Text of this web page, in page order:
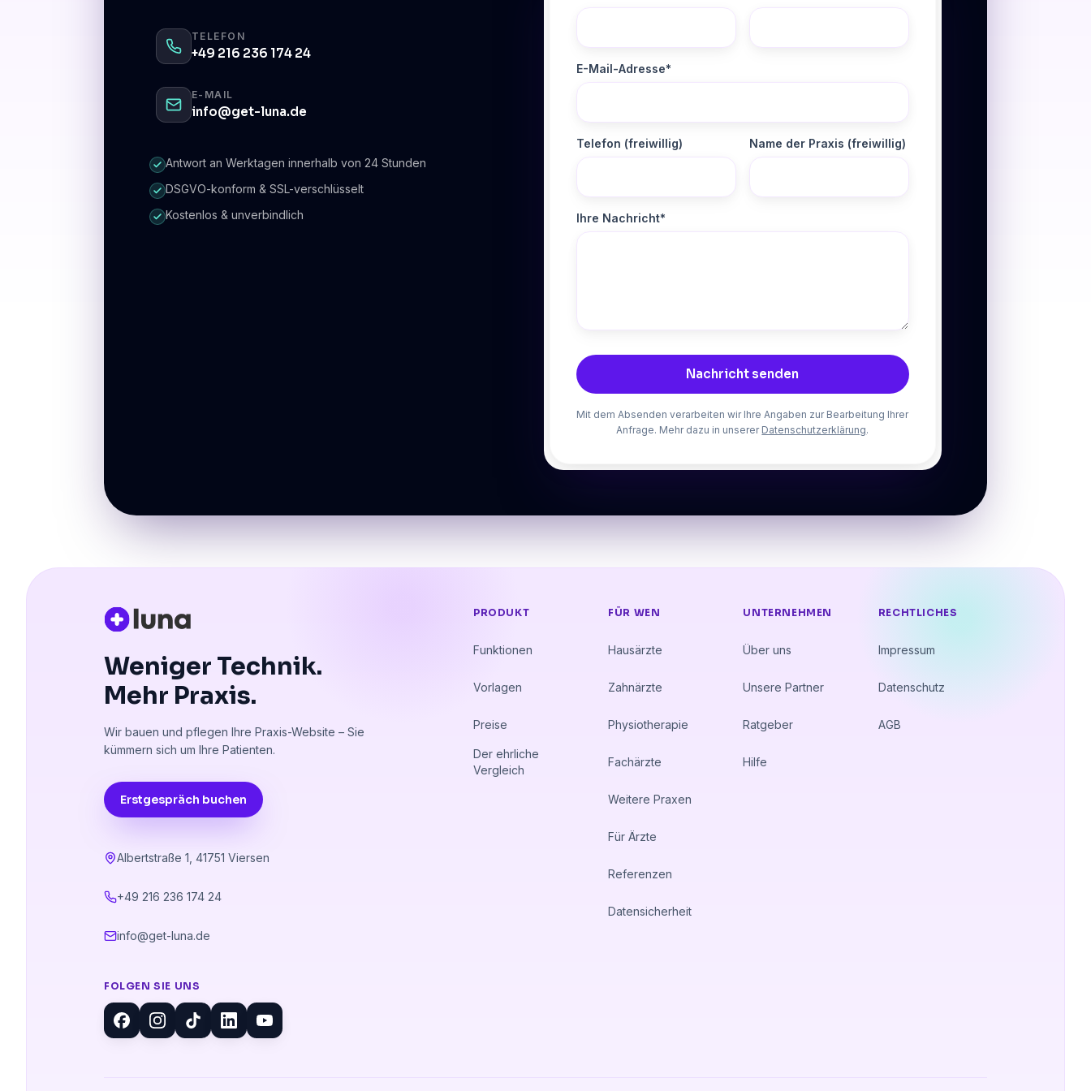
TELEFON
+49 216 236 174 24
E-MAIL
info@get-luna.de
Antwort an Werktagen innerhalb von 24 Stunden
DSGVO-konform & SSL-verschlüsselt
Kostenlos & unverbindlich
E-Mail-Adresse*
Telefon (freiwillig) Name der Praxis (freiwillig)
Ihre Nachricht*
Nachricht senden
Mit dem Absenden verarbeiten wir Ihre Angaben zur Bearbeitung Ihrer
Anfrage. Mehr dazu in unserer Datenschutzerklärung.
Weniger Technik.
Mehr Praxis.
Wir bauen und pflegen Ihre Praxis-Website – Sie
kümmern sich um Ihre Patienten.
Erstgespräch buchen
Albertstraße 1 41751 Viersen
+49 216 236 174 24
info@get-luna.de
FOLGEN SIE UNS
PRODUKT
Funktionen
Vorlagen
Preise
Der ehrliche
Vergleich
FÜR WEN
Hausärzte
Zahnärzte
Physiotherapie
Fachärzte
Weitere Praxen
Für Ärzte
Referenzen
Datensicherheit
UNTERNEHMEN
Über uns
Unsere Partner
Ratgeber
Hilfe
RECHTLICHES
Impressum
Datenschutz
AGB